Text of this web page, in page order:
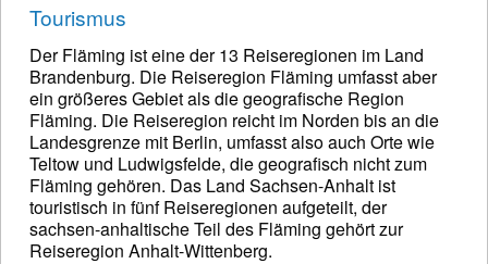
Tourismus
Der Fläming ist eine der 13 Reiseregionen im Land
Brandenburg. Die Reiseregion Fläming umfasst aber
ein größeres Gebiet als die geografische Region
Fläming. Die Reiseregion reicht im Norden bis an die
Landesgrenze mit Berlin, umfasst also auch Orte wie
Teltow und Ludwigsfelde, die geografisch nicht zum
Fläming gehören. Das Land Sachsen-Anhalt ist
touristisch in fünf Reiseregionen aufgeteilt, der
sachsen-anhaltische Teil des Fläming gehört zur
Reiseregion Anhalt-Wittenberg.